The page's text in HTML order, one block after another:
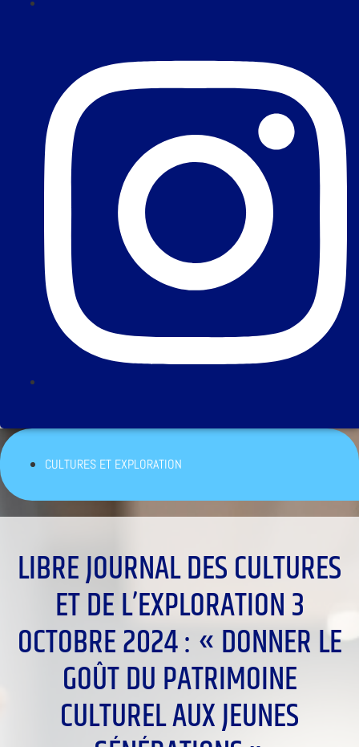
CULTURES ET EXPLORATION
LIBRE JOURNAL DES CULTURES
ET DE L’EXPLORATION 3
OCTOBRE 2024 : « DONNER LE
GOÛT DU PATRIMOINE
CULTUREL AUX JEUNES